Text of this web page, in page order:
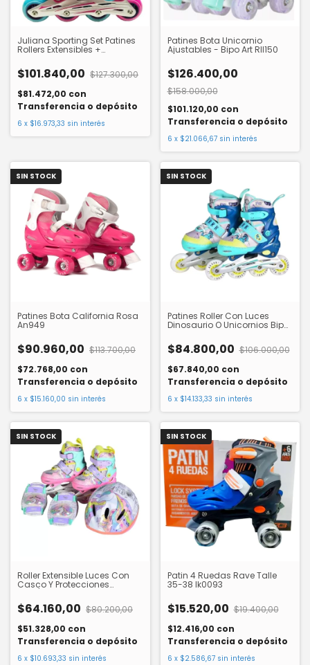
Juliana Sporting Set Patines
Rollers Extensibles +
Sisfriends
$101.840,00 $127.300,00
$81.472,00 con
Transferencia o depósito
6 x $16.973,33 sin interés
Patines Bota Unicornio
Ajustables - Bipo Art Rll150
$126.400,00
$158.000,00
$101.120,00 con
Transferencia o depósito
6 x $21.066,67 sin interés
SIN STOCK
Patines Bota California Rosa
An949
$90.960,00 $113.700,00
$72.768,00 con
Transferencia o depósito
6 x $15.160,00 sin interés
SIN STOCK
Patines Roller Con Luces
Dinosaurio O Unicornios Bipo
$84.800,00 $106.000,00
$67.840,00 con
Transferencia o depósito
6 x $14.133,33 sin interés
SIN STOCK
Roller Extensible Luces Con
Casco Y Protecciones
$64.160,00 $80.200,00
$51.328,00 con
Transferencia o depósito
6 x $10.693,33 sin interés
SIN STOCK
Patin 4 Ruedas Rave Talle
35-38 Ik0093
$15.520,00 $19.400,00
$12.416,00 con
Transferencia o depósito
6 x $2.586,67 sin interés